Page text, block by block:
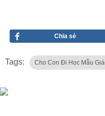
Chia sẻ
Tags: Cho Con Đi Học Mẫu